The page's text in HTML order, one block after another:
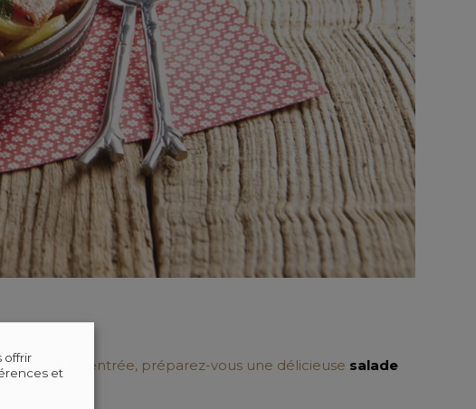
? À la rentrée, préparez-vous une délicieuse salade
offrir
et